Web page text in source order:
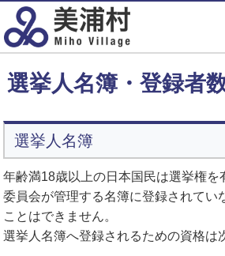
選挙人名簿・登録者
選挙人名簿
年齢満18歳以上の日本国民は選挙権を
委員会が管理する名簿に登録されてい
ことはできません。
選挙人名簿へ登録されるための資格は